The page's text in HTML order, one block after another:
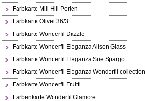
Farbkarte Mill Hill Perlen
Farbkarte Oliver 36/3
Farbkarte Wonderfil Dazzle
Farbkarte Wonderfil Eleganza Alison Glass
Farbkarte Wonderfil Eleganza Sue Spargo
Farbkarte Wonderfil Eleganza Wonderfil collection
Farbkarte Wonderfil Fruitti
Farbenkarte Wonderfil Glamore